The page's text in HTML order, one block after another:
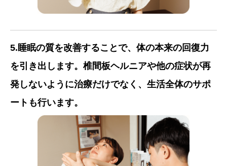
5.睡眠の質を改善することで、体の本来の回復力
を引き出します。椎間板ヘルニアや他の症状が再
発しないように治療だけでなく、生活全体のサポ
ートも行います。